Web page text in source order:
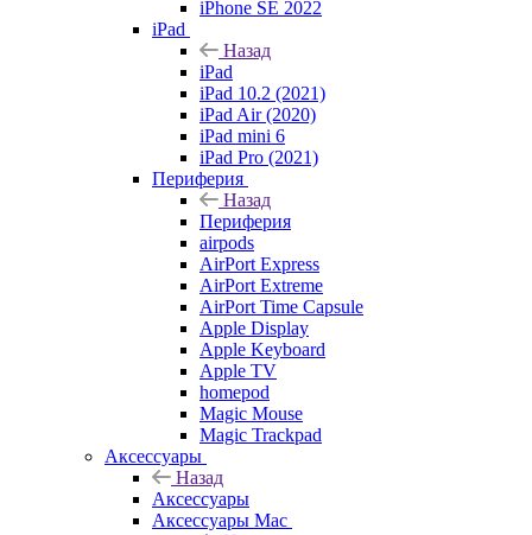
iPhone SE 2022
iPad
Назад
iPad
iPad 10.2 (2021)
iPad Air (2020)
iPad mini 6
iPad Pro (2021)
Периферия
Назад
Периферия
airpods
AirPort Express
AirPort Extreme
AirPort Time Capsule
Apple Display
Apple Keyboard
Apple TV
homepod
Magic Mouse
Magic Trackpad
Аксессуары
Назад
Аксессуары
Аксессуары Mac